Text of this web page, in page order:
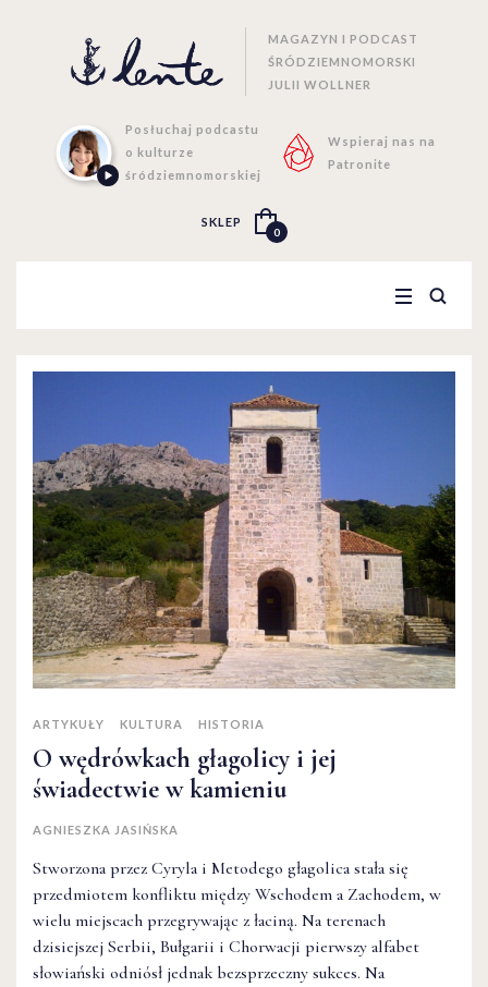
MAGAZYN I PODCAST
ŚRÓDZIEMNOMORSKI
JULII WOLLNER
Posłuchaj podcastu
o kulturze
śródziemnomorskiej
Wspieraj nas na
Patronite
SKLEP
0
ARTYKUŁY KULTURA HISTORIA
O wędrówkach głagolicy i jej
świadectwie w kamieniu
AGNIESZKA JASIŃSKA
Stworzona przez Cyryla i Metodego głagolica stała się
przedmiotem konfliktu między Wschodem a Zachodem, w
wielu miejscach przegrywając z łaciną. Na terenach
dzisiejszej Serbii, Bułgarii i Chorwacji pierwszy alfabet
słowiański odniósł jednak bezsprzeczny sukces. Na